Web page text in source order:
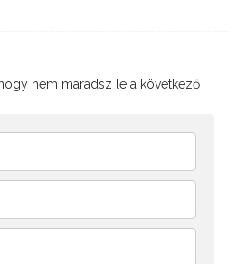
nem maradsz le a következő